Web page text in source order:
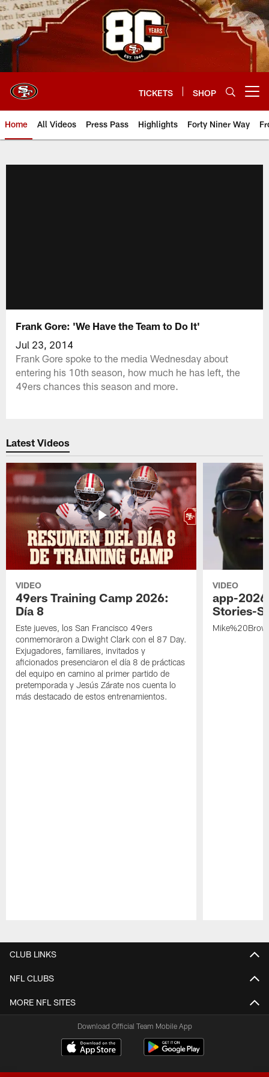
Skip
to
main
content
TICKETS SHOP
Home All Videos Press Pass Highlights Forty Niner Way
Frank Gore: 'We Have the Team to Do It'
Jul 23, 2014
Frank Gore spoke to the media Wednesday about
entering his 10th season, how much he has left, the
49ers chances this season and more.
Latest Videos
VIDEO
49ers Training Camp 2026:
Día 8
Este jueves, los San Francisco 49ers
conmemoraron a Dwight Clark con el 87 Day.
Exjugadores, familiares, invitados y
aficionados presenciaron el día 8 de prácticas
del equipo en camino al primer partido de
pretemporada y Jesús Zárate nos cuenta lo
más destacado de estos entrenamientos.
VIDEO
app-
Stories-
CLUB LINKS
NFL CLUBS
MORE NFL SITES
Download Official Team Mobile App